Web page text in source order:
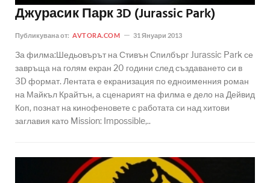
Джурасик Парк 3D (Jurassic Park)
Публикувана от: AVTORA.COM 31 Януари 2013
За филма:Шедьовърът на Стивън Спилбърг Jurassic Park се
завръща на голям екран 20 години след създаването си в
3D формат. Лентата е екранизация по едноименния роман
на Майкъл Крайтън, а сценарият на филма е дело на Дейвид
Коп, познат на кинофеновете с работата си над хитови
заглавия като Mission: Impossible,..